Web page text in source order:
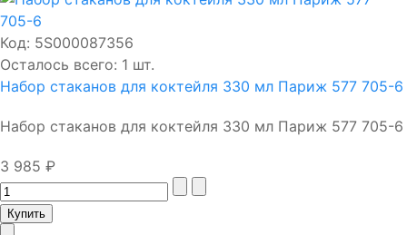
Код: 5S000087356
Осталось всего: 1 шт.
Набор стаканов для коктейля 330 мл Париж 577 705-6
Набор стаканов для коктейля 330 мл Париж 577 705-6
3 985 ₽